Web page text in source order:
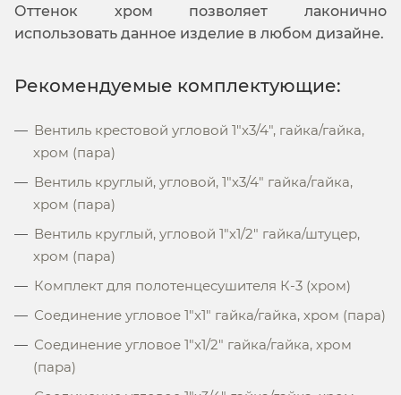
Оттенок хром позволяет лаконично
использовать данное изделие в любом дизайне.
Рекомендуемые комплектующие:
Вентиль крестовой угловой 1"х3/4", гайка/гайка,
хром (пара)
Вентиль круглый, угловой, 1"х3/4" гайка/гайка,
хром (пара)
Вентиль круглый, угловой 1"х1/2" гайка/штуцер,
хром (пара)
Комплект для полотенцесушителя К-3 (хром)
Соединение угловое 1"x1" гайка/гайка, хром (пара)
Соединение угловое 1"x1/2" гайка/гайка, хром
(пара)